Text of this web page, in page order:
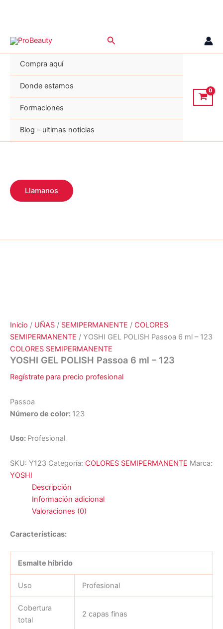
Buscar
Compra aquí
Donde estamos
Formaciones
Blog – ultimas noticias
Llamanos
Inicio / UÑAS / SEMIPERMANENTE / COLORES
SEMIPERMANENTE / YOSHI GEL POLISH Passoa 6 ml – 123
COLORES SEMIPERMANENTE
YOSHI GEL POLISH Passoa 6 ml – 123
Regístrate para precio profesional
Passoa
Número de color: 123
Uso: Profesional
SKU: Y123 Categoría: COLORES SEMIPERMANENTE Marca:
YOSHI
Descripción
Información adicional
Valoraciones (0)
Características:
Esmalte híbrido
Uso Profesional
Cobertura
total
2 capas finas